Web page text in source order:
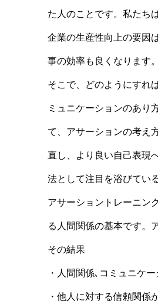
た人のことです。私たち
企業の生産性向上の要因
事の効率も良くなります。
そこで、どのようにすれ
ミュニケーションのあり
て、アサーションの考え
直し、より良い自己表現
法として注目を浴びてい
アサーショントレーニン
る人間関係の基本です。
その結果
・人間関係､コミュニケ
・他人に対する信頼関係